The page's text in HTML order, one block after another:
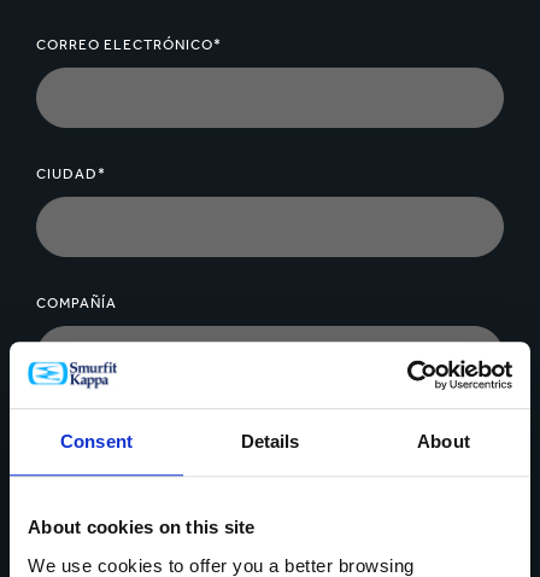
Consent Details About
About cookies on this site
We use cookies to offer you a better browsing
CORREO ELECTRÓNICO*
CIUDAD*
COMPAÑÍA
MENSAJE*